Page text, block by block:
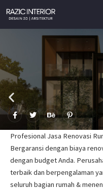
content
F
a
e
b
o
k
f
T
w
t
t
e
B
e
h
a
n
c
P
i
n
t
e
r
s
-
p
Profesional Jasa Renovasi
Bergaransi dengan biaya
dengan budget Anda.
terbaik dan berpengalaman
seluruh bagian rumah &